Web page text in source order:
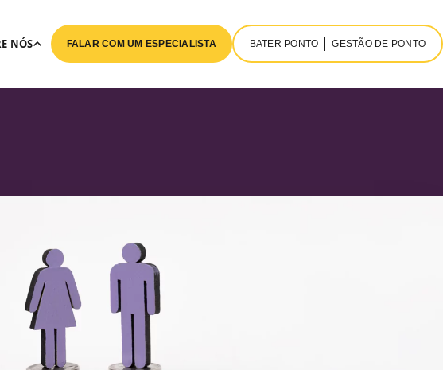
NÓS FALAR COM UM ESPECIALISTA BATER PONTO GESTÃO DE PONTO